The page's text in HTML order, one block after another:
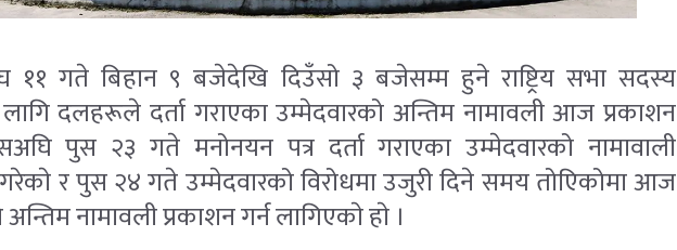
११ गते बिहान ९ बजेदेखि दिउँसो ३ बजेसम्म हुने राष्ट्रिय सभा सदस्य
लागि दलहरूले दर्ता गराएका उम्मेदवारको अन्तिम नामावली आज प्रकाशन
पुस २३ गते मनोनयन पत्र दर्ता गराएका उम्मेदवारको नामावाली
र पुस २४ गते उम्मेदवारको विरोधमा उजुरी दिने समय तोएिकोमा आज
नामावली प्रकाशन गर्न लागिएकाे हाे ।